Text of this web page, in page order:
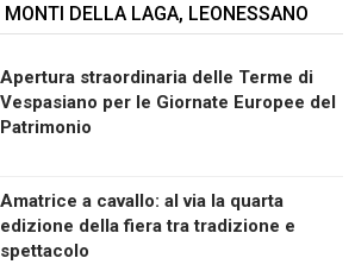
DELLA LAGA, LEONESSANO
Apertura straordinaria delle Terme di
Vespasiano per le Giornate Europee del
Patrimonio
Amatrice a cavallo: al via la quarta
edizione della fiera tra tradizione e
spettacolo